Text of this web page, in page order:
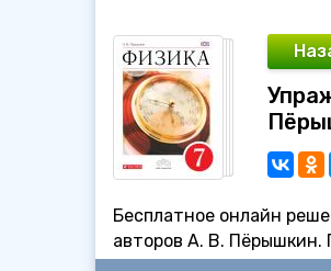
Бесплатное онлайн
авторов А. В. Пёрышкин.